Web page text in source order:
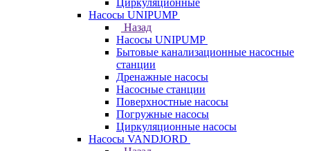
Циркуляционные
Насосы UNIPUMP
Назад
Насосы UNIPUMP
Бытовые канализационные насосные
станции
Дренажные насосы
Насосные станции
Поверхностные насосы
Погружные насосы
Циркуляционные насосы
Насосы VANDJORD